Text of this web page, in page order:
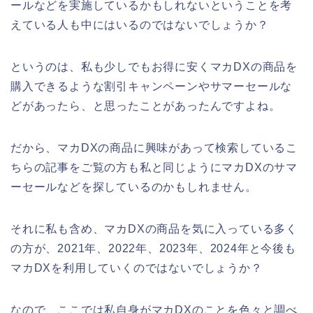
ールなどを実施しているかもしれないということを考
えている人も中にはいるのではないでしょうか？
というのは、私も少しでもお得に安くマカDXの商品を
購入できるような割引キャンペーンやサマーセールな
どがあったら、と思ったことがあったんですよね。
だから、マカDXの商品に興味があって検索しているこ
ちらの記事をご覧の方も私と同じようにマカDXのサマ
ーセールなどを探しているのかもしれません。
それに私も含め、マカDXの商品を気に入っている多く
の方が、2021年、2022年、2023年、2024年と今後も
マカDXを利用していくのではないでしょうか？
なので、ここでは私自身がマカDXのことを色々と調べ